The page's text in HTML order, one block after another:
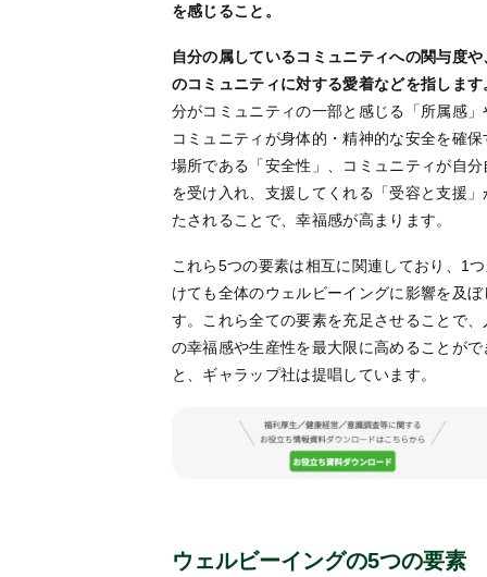
を感じること。
自分の属しているコミュニティへの関与度や
のコミュニティに対する愛着などを指します
分がコミュニティの一部と感じる「所属感」
コミュニティが身体的・精神的な安全を確保
場所である「安全性」、コミュニティが自分
を受け入れ、支援してくれる「受容と支援」
たされることで、幸福感が高まります。
これら5つの要素は相互に関連しており、1
けても全体のウェルビーイングに影響を及ぼ
す。これら全ての要素を充足させることで、
の幸福感や生産性を最大限に高めることがで
と、ギャラップ社は提唱しています。
ウェルビーイングの5つの要素